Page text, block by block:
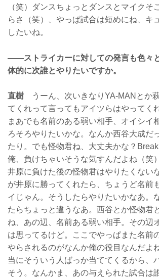
（笑）ダンスちょっとダンスとマイクそ
らさ（笑）、やっぱ試合は短めにね、キ
したいね。
——ストライカーに対しての発言も色々
体的に次誰とやりたいですか。
直樹 うーん、次いきなりYA-MANとか
てくれって言ってもアイツらはやってく
まあでも名前のある弱い相手、オイシイ
ろそろやりたいかな。なんか西谷大成だ
たり。でも怪物君ね、大丈夫かな？
俺、負けちゃいそうな気すんだよね（笑
井原に負けた後の怪物君はやりたくない
が井原に勝ってくれたら、ちょうど名前
イじゃん。そうしたらやりたいかなあ。
たらちょっと違うなあ。西谷とか怪物君
ね、あの辺、名前ある弱い相手。その辺
は思ってるけど。ここでやっぱまた名前
やらされるのがなんか俺の役目なんだよ
当にそういう人ばっか当ててくるから、
そう。なんかま、あの与えられた試合は